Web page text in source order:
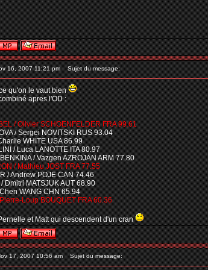
16, 2007 11:21 pm Sujet du message:
qu'on le vaut bien
apres l'OD :
/ Olivier SCHOENFELDER FRA 99.61
/ Sergei NOVITSKI RUS 93.04
WHITE USA 86.99
/ Luca LANOTTE ITA 80.97
/ Vazgen AZROJAN ARM 77.80
/ Mathieu JOST FRA 77.55
/ Andrew POJE CAN 74.46
Dmitri MATSJUK AUT 68.90
WANG CHN 65.94
Loup BOUQUET FRA 60.36
et Matt qui descendent d'un cran
17, 2007 10:56 am Sujet du message: